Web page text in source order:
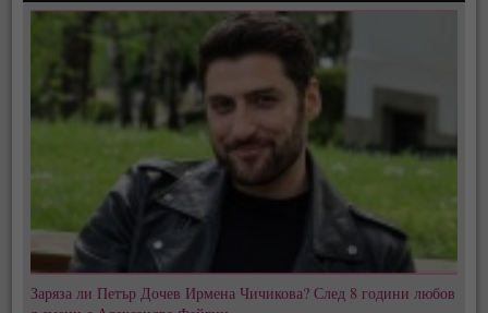
Заряза ли Петър Дочев Ирмена Чичикова? След 8 години любов